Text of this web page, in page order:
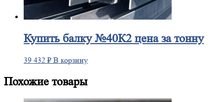
Купитьбалку №40К2 цена за тонну
39 432 ₽ В корзину
Похожие товары